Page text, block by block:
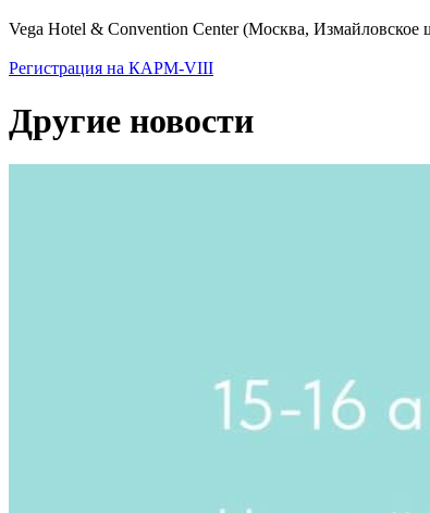
Vega Hotel & Convention Center (Москва, Измайловское
Регистрация на КАРМ-VIII
Другие новости